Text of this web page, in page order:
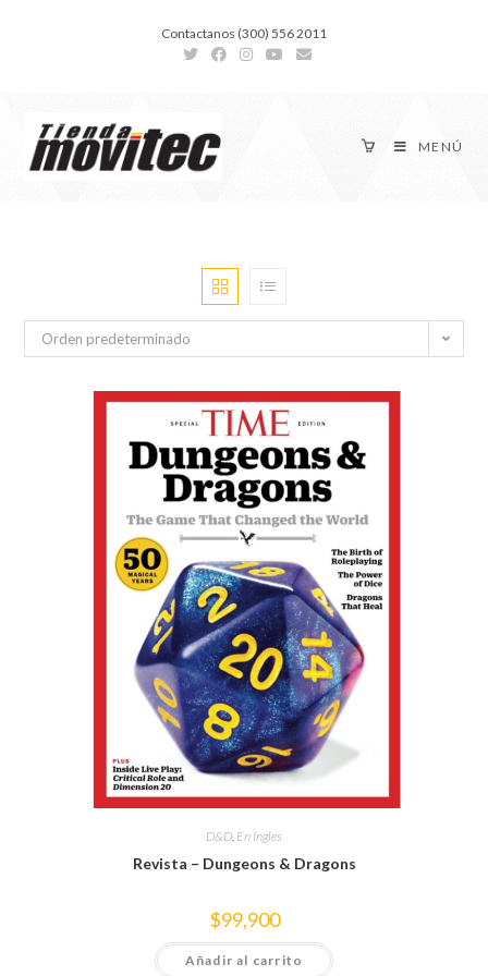
Contactanos (300) 556 2011
MENÚ
Orden predeterminado
D&D En Ingles
Revista – Dungeons & Dragons
$99,900
Añadir al carrito